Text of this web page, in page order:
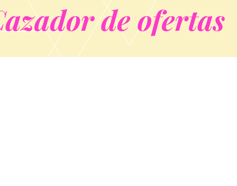
de ofertas